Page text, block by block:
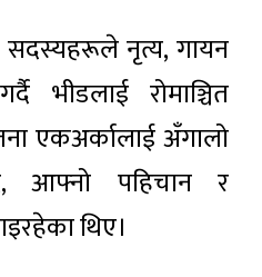
सदस्यहरूले नृत्य, गायन
भीडलाई रोमाञ्चित
एकअर्कालाई अँगालो
आफ्नो पहिचान र
थिए।